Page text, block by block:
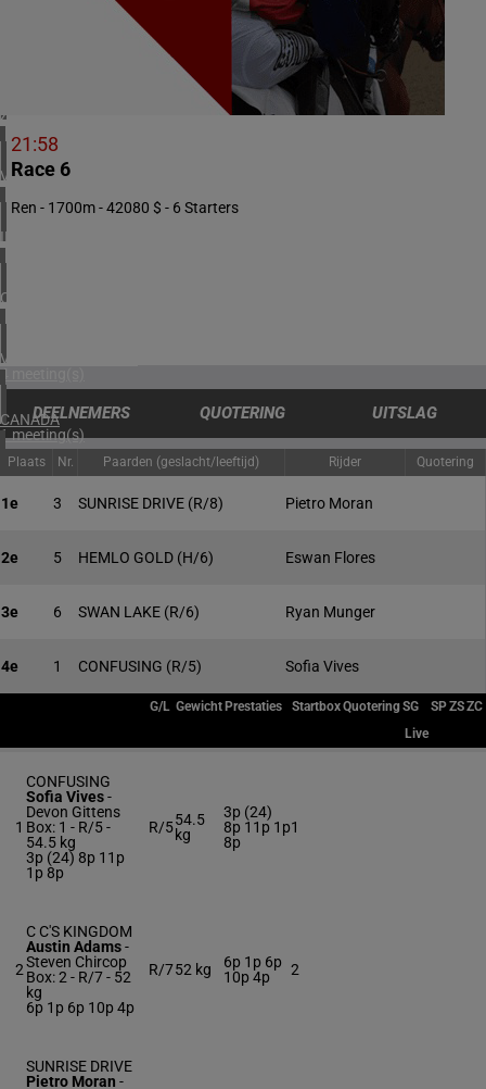
ZUID-AFRIKA
1 meeting(s)
VERENIGD KONINKRIJK
5 meeting(s)
IERLAND
2 meeting(s)
CHILI
1 meeting(s)
VERENIGDE STATEN
4 meeting(s)
CANADA
1 meeting(s)
21:58
Race 6
Ren - 1700m - 42080 $ - 6 Starters
DEELNEMERS QUOTERING UITSLAG
Plaats Nr. Paarden (geslacht/leeftijd) Rijder Quotering
1e 3 SUNRISE DRIVE (R/8) Pietro Moran
2e 5 HEMLO GOLD (H/6) Eswan Flores
3e 6 SWAN LAKE (R/6) Ryan Munger
4e 1 CONFUSING (R/5) Sofia Vives
G/L Gewicht Prestaties StartboxQuoteringSG SPZSZC
Live
1
CONFUSING
Sofia Vives-
Devon Gittens
Box: 1 - R/5 -
54.5 kg
3p (24) 8p 11p
1p 8p
R/554.5
kg
3p (24)
8p 11p 1p
8p
1
2
C C'S KINGDOM
Austin Adams-
Steven Chircop
Box: 2 - R/7 - 52
kg
6p 1p 6p 10p 4p
R/752 kg
6p 1p 6p
10p 4p
2
SUNRISE DRIVE
Pietro Moran -